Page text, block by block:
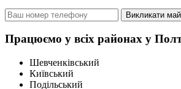
Викликати
Працюємо у всіх районах у
Шевченківський
Київський
Подільський